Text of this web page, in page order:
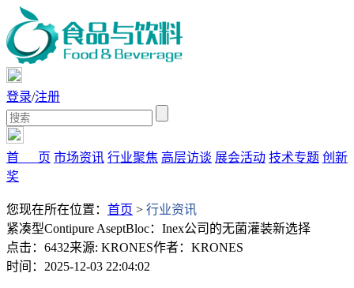
登录/注册
首 页 市场资讯 行业聚焦 高层访谈 展会活动 技术专题 创新
奖
您现在所在位置： 首页 > 行业资讯
紧凑型Contipure AseptBloc：Inex公司的无菌灌装新选择
点击：6432来源: KRONES作者：KRONES
时间：2025-12-03 22:04:02